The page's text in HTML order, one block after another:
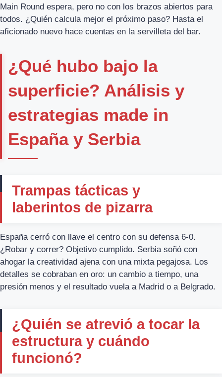
Main Round espera, pero no con los brazos abiertos para
todos. ¿Quién calcula mejor el próximo paso? Hasta el
aficionado nuevo hace cuentas en la servilleta del bar.
¿Qué hubo bajo la
superficie? Análisis y
estrategias made in
España y Serbia
Trampas tácticas y
laberintos de pizarra
España cerró con llave el centro con su defensa 6-0.
¿Robar y correr? Objetivo cumplido. Serbia soñó con
ahogar la creatividad ajena con una mixta pegajosa. Los
detalles se cobraban en oro: un cambio a tiempo, una
presión menos y el resultado vuela a Madrid o a Belgrado.
¿Quién se atrevió a tocar la
estructura y cuándo
funcionó?